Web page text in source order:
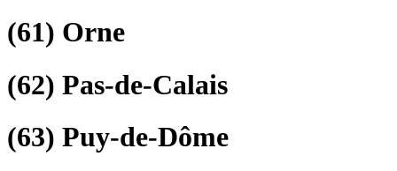
(61) Orne
(62) Pas-de-Calais
(63) Puy-de-Dôme